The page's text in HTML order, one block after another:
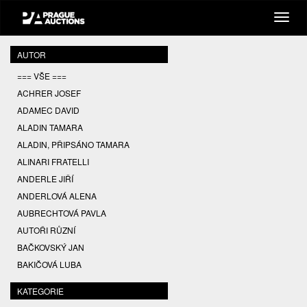
AUTOR
=== VŠE ===
ACHRER JOSEF
ADAMEC DAVID
ALADIN TAMARA
ALADIN, PŘIPSÁNO TAMARA
ALINARI FRATELLI
ANDERLE JIŘÍ
ANDERLOVÁ ALENA
AUBRECHTOVÁ PAVLA
AUTOŘI RŮZNÍ
BAČKOVSKÝ JAN
BAKIČOVÁ LUBA
BALCAR JIŘÍ
BALCAR KAREL
KATEGORIE